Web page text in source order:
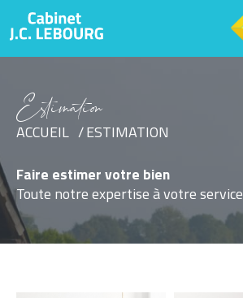
Esimaio
ACCUEIL ESTIMATION
Faire estimer votre bien
Toute notre expertise à votre service
Effectuer une recherche
Type d'offre
Vente